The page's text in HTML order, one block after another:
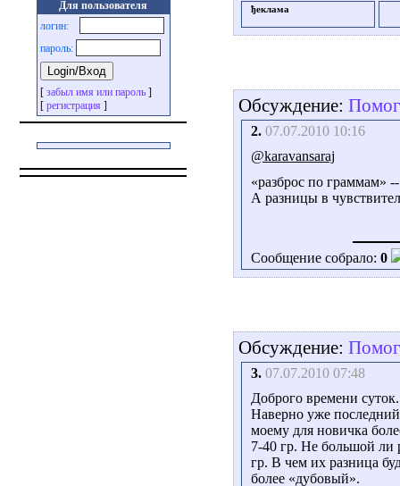
Для пользователя
логин:
пароль:
[ забыл имя или пароль]
[ регистрация ]
ђеклама
Обсуждение:
2. 07.07.2010 10:16
@karavansaraj
«разброс по граммам»
А разницы в
Сообщение собрало: 0
Обсуждение:
3. 07.07.2010 07:48
Доброго времени суток.
Наверно уже
моему для новичка
7-40 гр. Не большой ли
гр. В чем их разница
более «дубовый».